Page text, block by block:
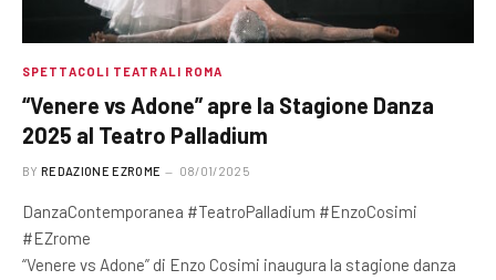
SPETTACOLI TEATRALI ROMA
“Venere vs Adone” apre la Stagione Danza
2025 al Teatro Palladium
BY REDAZIONE EZROME 08/01/2025
DanzaContemporanea #TeatroPalladium #EnzoCosimi
#EZrome
“Venere vs Adone” di Enzo Cosimi inaugura la stagione danza